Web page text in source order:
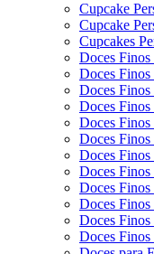
Cupcake
Cupcake
Cupcakes
Doces Finos
Doces Finos
Doces Finos
Doces Finos
Doces Finos
Doces
Doces
Doces
Doces
Doces Finos
Doces Finos
Doces Finos